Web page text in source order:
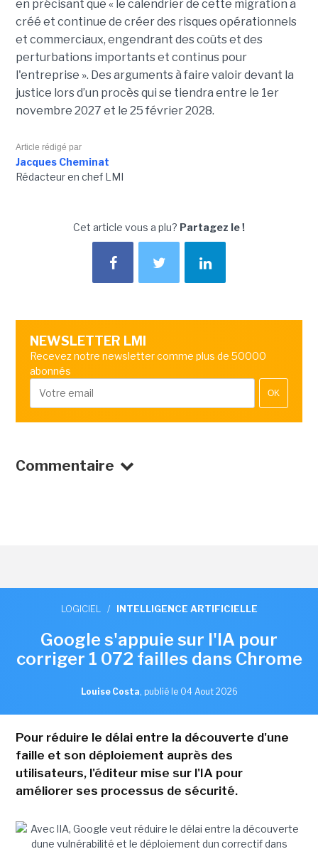
en précisant que « le calendrier de cette migration a
créé et continue de créer des risques opérationnels
et commerciaux, engendrant des coûts et des
perturbations importants et continus pour
l'entreprise ». Des arguments à faire valoir devant la
justice lors d’un procès qui se tiendra entre le 1er
novembre 2027 et le 25 février 2028.
Article rédigé par
Jacques Cheminat
Rédacteur en chef LMI
Cet article vous a plu? Partagez le !
NEWSLETTER LMI
Recevez notre newsletter comme plus de 50000
abonnés
OK
Commentaire
LOGICIEL / INTELLIGENCE ARTIFICIELLE
Google s'appuie sur l'IA pour
corriger 1 072 failles dans Chrome
Louise Costa, publié le 04 Aout 2026
Pour réduire le délai entre la découverte d'une
faille et son déploiement auprès des
utilisateurs, l'éditeur mise sur l'IA pour
améliorer ses processus de sécurité.